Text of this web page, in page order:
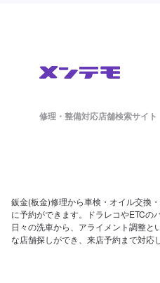
修理・整備対応店舗検索サイト
鈑金(板金)修理から車検・オイル交換
に予約ができます。ドラレコやETCの
日々の洗車から、アライメント調整
な店舗探しができ、来店予約まで対応